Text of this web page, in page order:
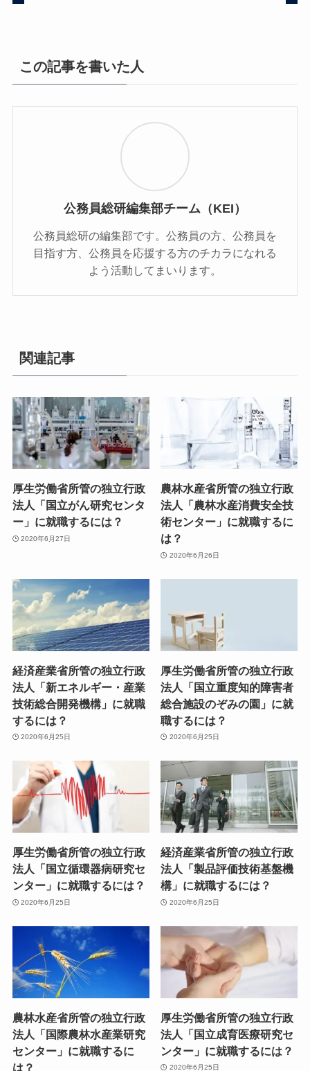
この記事を書いた人
公務員総研編集部チーム（KEI）
公務員総研の編集部です。公務員の方、公務員を
目指す方、公務員を応援する方のチカラになれる
よう活動してまいります。
関連記事
厚生労働省所管の独立行政
法人「国立がん研究センタ
ー」に就職するには？
2020年6月27日
農林水産省所管の独立行政
法人「農林水産消費安全技
術センター」に就職するに
は？
2020年6月26日
経済産業省所管の独立行政
法人「新エネルギー・産業
技術総合開発機構」に就職
するには？
2020年6月25日
厚生労働省所管の独立行政
法人「国立重度知的障害者
総合施設のぞみの園」に就
職するには？
2020年6月25日
厚生労働省所管の独立行政
法人「国立循環器病研究セ
ンター」に就職するには？
2020年6月25日
経済産業省所管の独立行政
法人「製品評価技術基盤機
構」に就職するには？
2020年6月25日
農林水産省所管の独立行政
法人「国際農林水産業研究
センター」に就職するに
は？
厚生労働省所管の独立行政
法人「国立成育医療研究セ
ンター」に就職するには？
2020年6月25日